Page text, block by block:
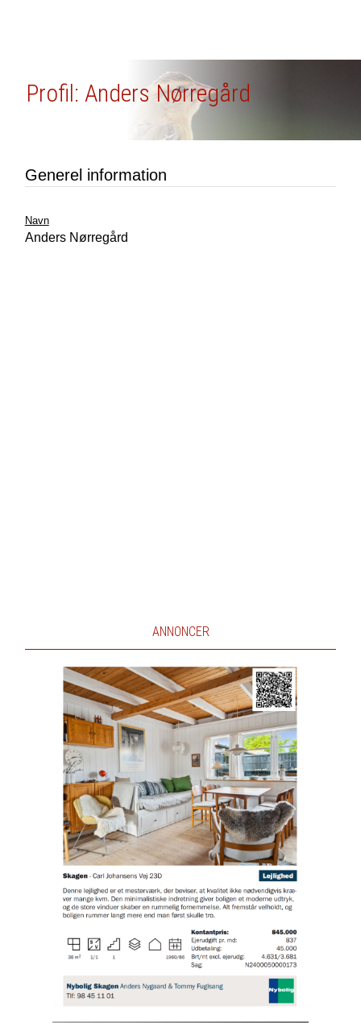
Profil: Anders Nørregård
Generel information
Navn
Anders Nørregård
ANNONCER